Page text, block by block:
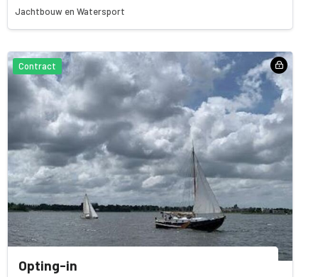
Jachtbouw en Watersport
Contract
Opting-in